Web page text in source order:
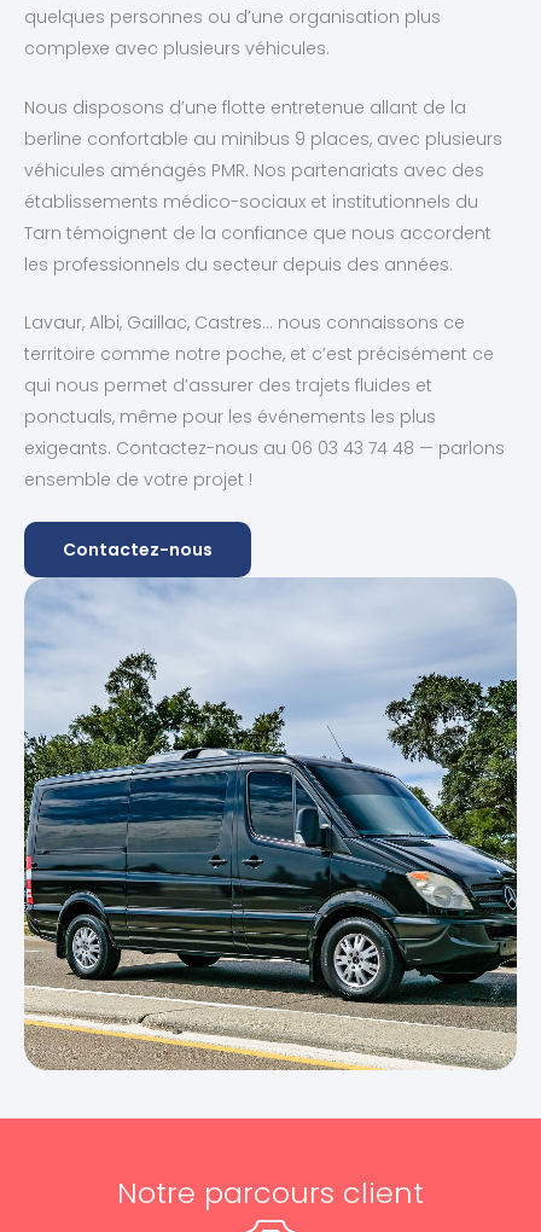
quelques personnes ou d’une organisation plus
complexe avec plusieurs véhicules.
Nous disposons d’une flotte entretenue allant de la
berline confortable au minibus 9 places, avec plusieurs
véhicules aménagés PMR. Nos partenariats avec des
établissements médico-sociaux et institutionnels du
Tarn témoignent de la confiance que nous accordent
les professionnels du secteur depuis des années.
Lavaur, Albi, Gaillac, Castres… nous connaissons ce
territoire comme notre poche, et c’est précisément ce
qui nous permet d’assurer des trajets fluides et
ponctuals, même pour les événements les plus
exigeants. Contactez-nous au 06 03 43 74 48 — parlons
ensemble de votre projet !
Contactez-nous
Notre parcours client